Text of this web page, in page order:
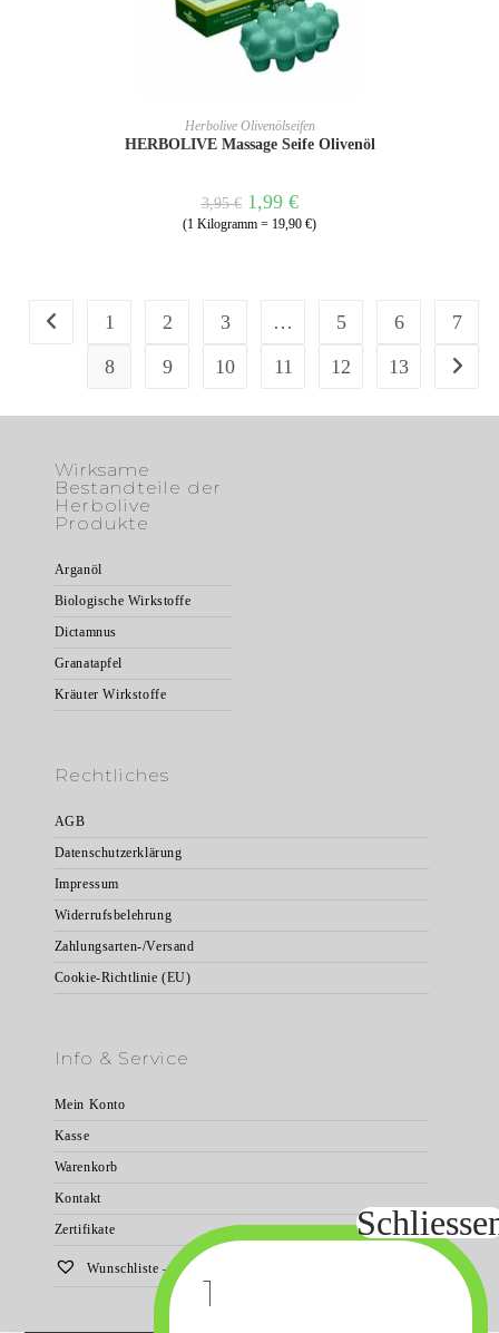
WEITERLESEN
Herbolive Olivenölseifen
HERBOLIVE Massage Seife Olivenöl
3,95€ 1,99 €
(1 Kilogramm = 19,90 €)
1 2 3 … 5 6
7
8
9 10 11 12 13
Wirksame
Bestandteile der
Herbolive
Produkte
Arganöl
Biologische Wirkstoffe
Dictamnus
Granatapfel
Kräuter Wirkstoffe
Rechtliches
AGB
Datenschutzerklärung
Impressum
Widerrufsbelehrung
Zahlungsarten-/Versand
Cookie-Richtlinie (EU)
Info & Service
Mein Konto
Kasse
Warenkorb
Kontakt
Zertifikate
Wunschliste –